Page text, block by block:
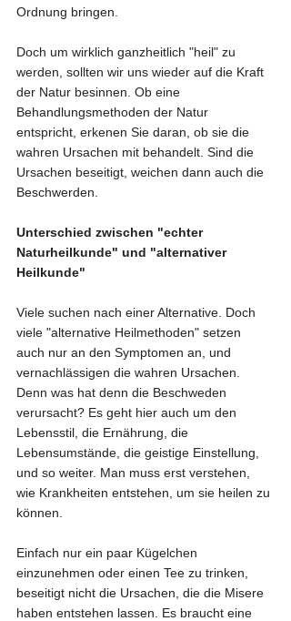
Ordnung bringen.
Doch um wirklich ganzheitlich "heil" zu
werden, sollten wir uns wieder auf die Kraft
der Natur besinnen. Ob eine
Behandlungsmethoden der Natur
entspricht, erkenen Sie daran, ob sie die
wahren Ursachen mit behandelt. Sind die
Ursachen beseitigt, weichen dann auch die
Beschwerden.
Unterschied zwischen "echter
Naturheilkunde" und "alternativer
Heilkunde"
Viele suchen nach einer Alternative. Doch
viele "alternative Heilmethoden" setzen
auch nur an den Symptomen an, und
vernachlässigen die wahren Ursachen.
Denn was hat denn die Beschweden
verursacht? Es geht hier auch um den
Lebensstil, die Ernährung, die
Lebensumstände, die geistige Einstellung,
und so weiter. Man muss erst verstehen,
wie Krankheiten entstehen, um sie heilen zu
können.
Einfach nur ein paar Kügelchen
einzunehmen oder einen Tee zu trinken,
beseitigt nicht die Ursachen, die die Misere
haben entstehen lassen. Es braucht eine